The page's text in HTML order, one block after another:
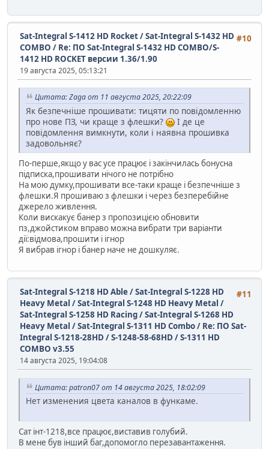
#10
Sat-Integral S-1412 HD Rocket / Sat-Integral S-1432 HD
COMBO / Re: ПО Sat-Integral S-1432 HD COMBO/S-
1412 HD ROCKET версии 1.36/1.90
19 августа 2025, 05:13:21
Цитата: Zaga от 11 августа 2025, 20:22:09
Як безпечніше прошивати: тицяти по повідомленню
про нове ПЗ, чи краще з флешки?
І де це
повідомлення вимкнути, коли і наявна прошивка
задовольняє?
По-перше,якщо у вас усе працює і закінчилась бонусна
підписка,прошивати нічого не потрібно
На мою думку,прошивати все-таки краще і безпечніше з
флешки.Я прошиваю з флешки і через безперебійне
джерело живлення.
Коли вискакує банер з пропозицією обновити
пз,джойстиком вправо можна вибрати три варіанти
дії:відмова,прошити і ігнор
Я вибрав ігнор і банер наче не дошкуляє.
#11
Sat-Integral S-1218 HD Able / Sat-Integral S-1228 HD
Heavy Metal / Sat-Integral S-1248 HD Heavy Metal /
Sat-Integral S-1258 HD Racing / Sat-Integral S-1268 HD
Heavy Metal / Sat-Integral S-1311 HD Combo/ Re: ПО Sat-
Integral S-1218-28HD / S-1248-58-68HD / S-1311 HD
COMBO v3.55
14 августа 2025, 19:04:08
Цитата: patron07 от 14 августа 2025, 18:02:09
Нет изменения цвета каналов в функаме.
Сат інт-1218,все працює,виставив голубий.
В мене був інший баг,допомогло перезавантаження.